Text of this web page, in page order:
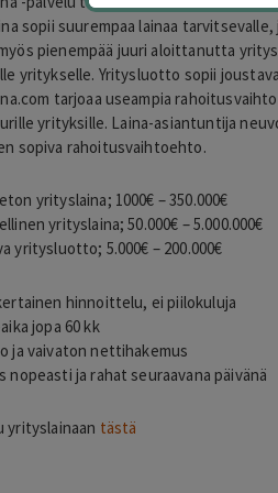
sopii suurempaa lainaa
pienempää juuri aloittanutta
yritykselle. Yritysluotto sopii
tarjoaa useampia
yrityksille. Laina-asiantuntija
sopiva rahoitusvaihtoehto.
yrityslaina; 1000€ – 350.000€
yrityslaina; 50.000€ – 5.000.000€
yritysluotto; 5.000€ – 200.000€
hinnoittelu, ei piilokuluja
jopa 60 kk
ja vaivaton nettihakemus
nopeasti ja rahat seuraavana päivänä
yrityslainaan tästä
T
timo
helsinki
Lisätty